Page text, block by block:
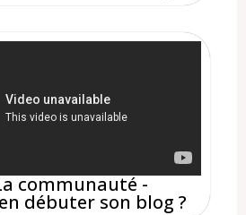
communauté -
débuter son blog ?